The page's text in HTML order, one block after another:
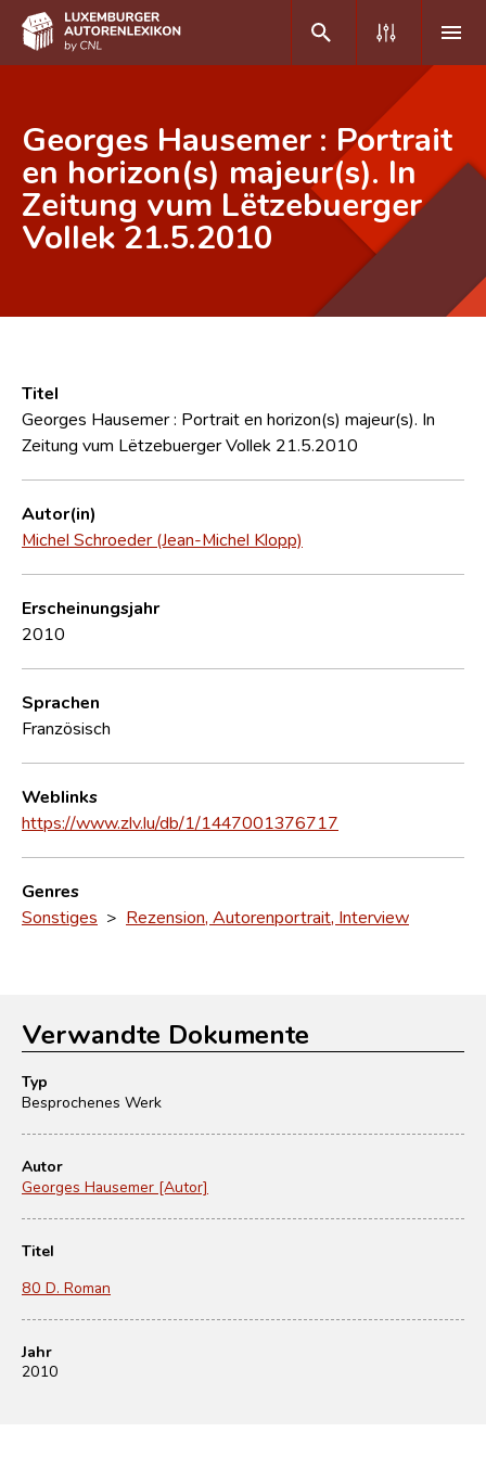
DE FR
Home
Autor(inn)en A-Z
Forschungsgruppe
Kontakt
Georges Hausemer : Portrait
en horizon(s) majeur(s). In
Zeitung vum Lëtzebuerger
Vollek 21.5.2010
Titel
Georges Hausemer : Portrait en horizon(s) majeur(s). In
Zeitung vum Lëtzebuerger Vollek 21.5.2010
Autor(in)
Michel Schroeder (Jean-Michel Klopp)
Erscheinungsjahr
2010
Sprachen
Französisch
Weblinks
https://www.zlv.lu/db/1/1447001376717
Genres
Sonstiges > Rezension, Autorenportrait, Interview
Verwandte Dokumente
Typ
Besprochenes Werk
Autor
Georges Hausemer [Autor]
Titel
80 D. Roman
Jahr
2010